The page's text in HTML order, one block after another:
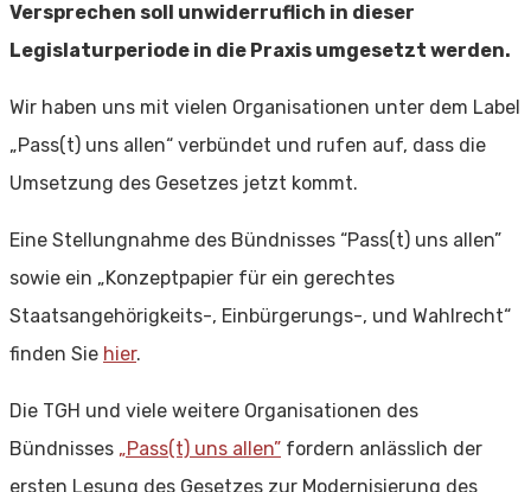
Versprechen soll unwiderruflich in dieser
Legislaturperiode in die Praxis umgesetzt werden.
Wir haben uns mit vielen Organisationen unter dem Label
„Pass(t) uns allen“ verbündet und rufen auf, dass die
Umsetzung des Gesetzes jetzt kommt.
Eine Stellungnahme des Bündnisses “Pass(t) uns allen”
sowie ein „Konzeptpapier für ein gerechtes
Staatsangehörigkeits-, Einbürgerungs-, und Wahlrecht“
finden Sie hier.
Die TGH und viele weitere Organisationen des
Bündnisses „Pass(t) uns allen” fordern anlässlich der
ersten Lesung des Gesetzes zur Modernisierung des